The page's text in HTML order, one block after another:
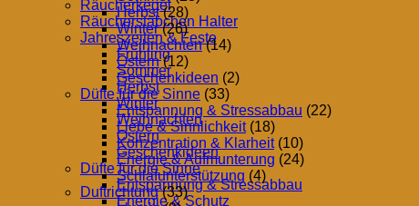
Räucherkegel
Räucherstäbchen Halter
Jahreszeiten & Feste
Frühling
Sommer
Herbst
Winter
Weihnachten
Ostern
Geschenkideen
Düfte für die Sinne
Entspannung & Stressabbau
Energie & Schutz
Herbst (28)
Winter (26)
Weihnachten (14)
Ostern (12)
Geschenkideen (2)
Düfte für die Sinne (33)
Entspannung & Stressabbau (22)
Liebe & Sinnlichkeit (18)
Konzentration & Klarheit (10)
Energie & Aufmunterung (24)
Schlafunterstützung (4)
Duftrichtung (33)